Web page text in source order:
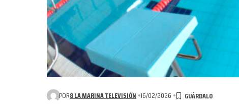
POR8 LA MARINA TELEVISIÓN 16/02/2026